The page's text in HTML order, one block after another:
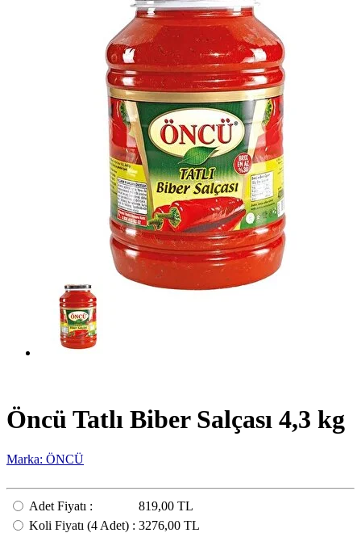
Öncü Tatlı Biber Salçası 4,3 kg
Marka: ÖNCÜ
Adet Fiyatı :
819,00 TL
Koli Fiyatı (4 Adet) : 3276,00 TL